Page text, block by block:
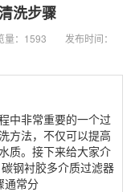
洗步骤
量：1593
发布时间：
中非常重要的一个过
方法，不仅可以提高
质。接下来给大家介
钢衬胶多介质过滤器
通常分